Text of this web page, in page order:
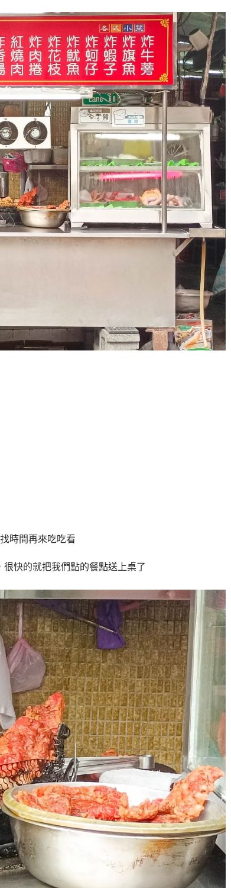
時間再來吃吃看
快的就把我們點的餐點送上桌了